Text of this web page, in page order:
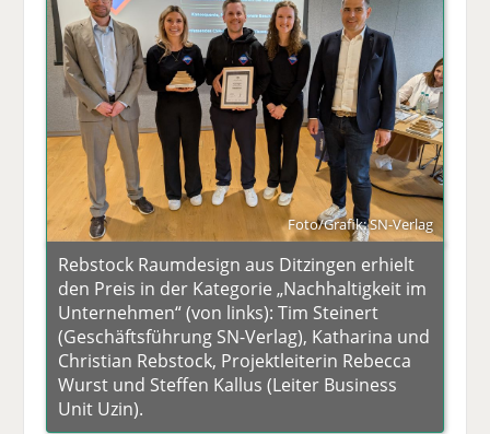
Foto/Grafik: SN-Verlag
Rebstock Raumdesign aus Ditzingen erhielt
den Preis in der Kategorie „Nachhaltigkeit im
Unternehmen“ (von links): Tim Steinert
(Geschäftsführung SN-Verlag), Katharina und
Christian Rebstock, Projektleiterin Rebecca
Wurst und Steffen Kallus (Leiter Business
Unit Uzin).